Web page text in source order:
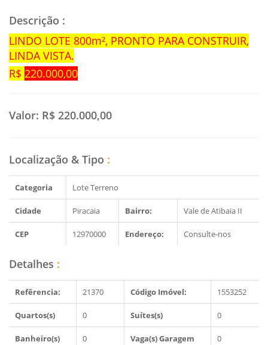
Descrição :
LINDO LOTE 800m², PRONTO PARA CONSTRUIR,
LINDA VISTA.
R$ 220.000,00
Valor: R$ 220.000,00
Localização & Tipo :
Categoria Lote Terreno
Cidade Piracaia Bairro: Vale de Atibaia II
CEP 12970000 Endereço: Consulte-nos
Detalhes :
Refêrencia: 21370 Código Imóvel: 1553252
Quartos(s) 0 Suítes(s) 0
Banheiro(s) 0 Vaga(s) Garagem 0